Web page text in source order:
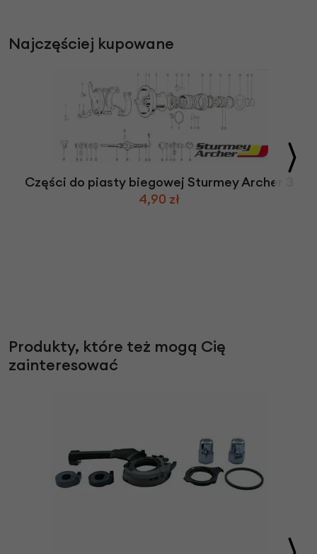
Najczęściej kupowane
Części do piasty biegowej Sturmey Archer 3
4,90 zł
Produkty, które też mogą Cię
zainteresować